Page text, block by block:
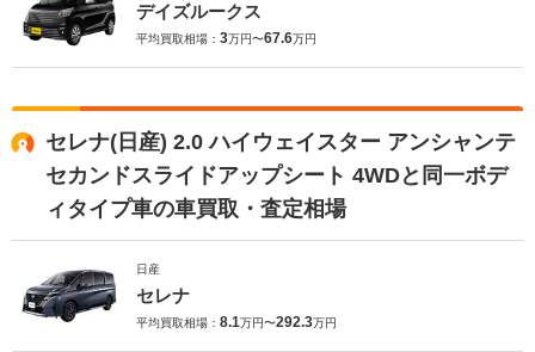
デイズルークス
平均買取相場： 3万円〜67.6万円
セレナ(日産) 2.0 ハイウェイスター アンシャンテ
セカンドスライドアップシート 4WDと同一ボデ
ィタイプ車の車買取・査定相場
日産
セレナ
平均買取相場： 8.1万円〜292.3万円